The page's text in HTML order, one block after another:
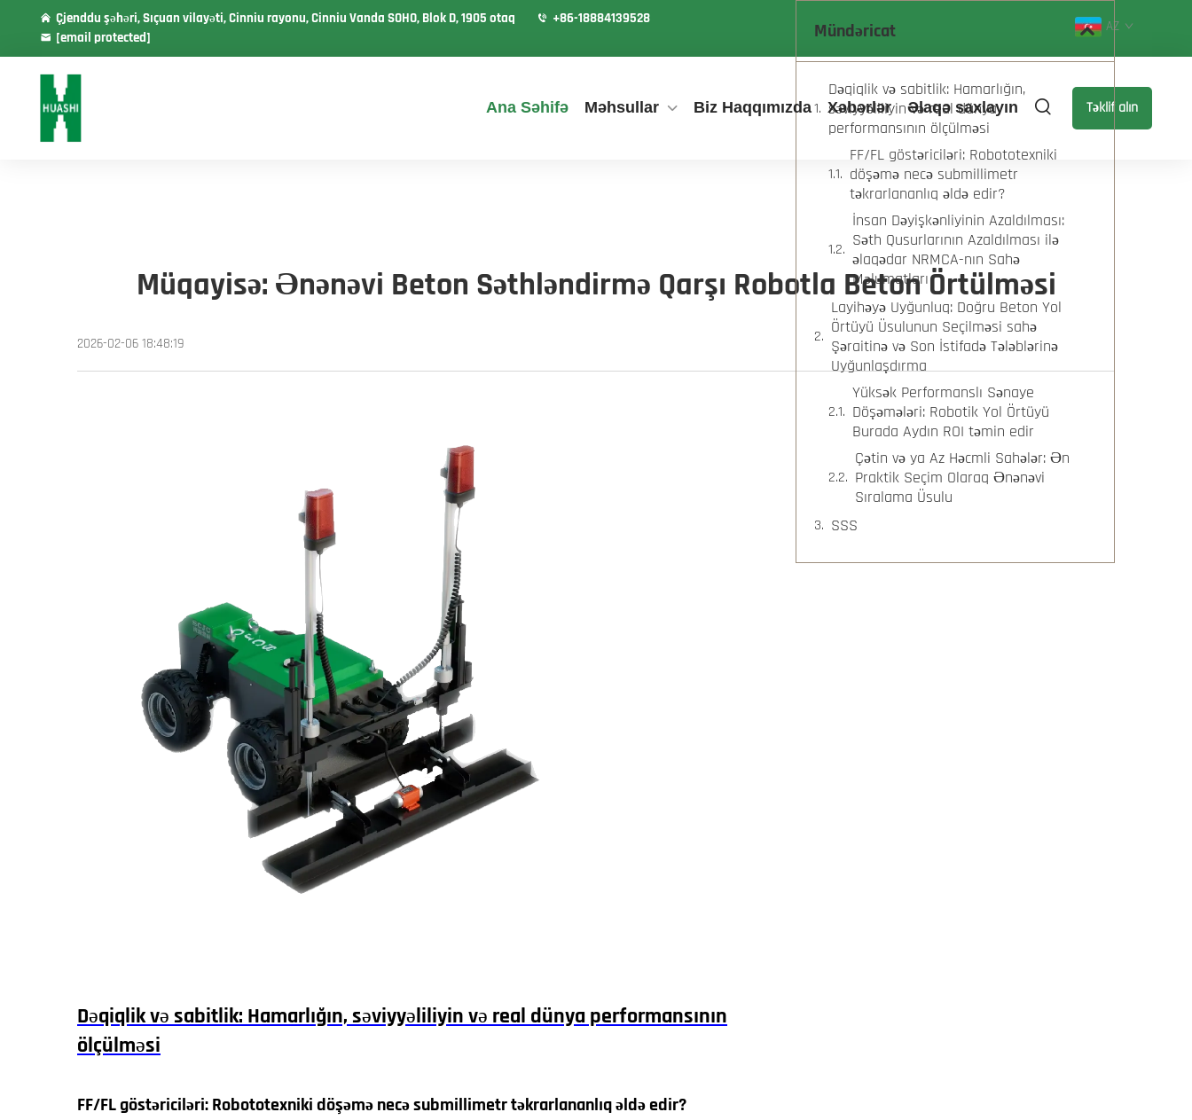
Çjenddu şəhəri, Sıçuan vilayəti, Cinniu rayonu, Cinniu Vanda SOHO, Blok D, 1905 otaq
+86-18884139528
[email protected]
AZ
Ana Səhifə Məhsullar Biz Haqqımızda Xəbərlər Əlaqə saxlayın Təklif alın
Müqayisə: Ənənəvi Beton Səthləndirmə Qarşı Robotla Beton Örtülməsi
2026-02-06 18:48:19
Dəqiqlik və sabitlik: Hamarlığın, səviyyəliliyin və real dünya performansının
ölçülməsi
FF/FL göstəriciləri: Robototexniki döşəmə necə submillimetr təkrarlananlıq əldə edir?
Mündəricat
Dəqiqlik və sabitlik: Hamarlığın,
səviyyəliliyin və real dünya
performansının ölçülməsi
FF/FL göstəriciləri: Robototexniki
döşəmə necə submillimetr
təkrarlananlıq əldə edir?
İnsan Dəyişkənliyinin Azaldılması:
Səth Qusurlarının Azaldılması ilə
əlaqədar NRMCA-nın Sahə
Məlumatları
Layihəyə Uyğunluq: Doğru Beton Yol
Örtüyü Üsulunun Seçilməsi sahə
Şəraitinə və Son İstifadə Tələblərinə
Uyğunlaşdırma
Yüksək Performanslı Sənaye
Döşəmələri: Robotik Yol Örtüyü
Burada Aydın ROI təmin edir
Çətin və ya Az Həcmli Sahələr: Ən
Praktik Seçim Olaraq Ənənəvi
Sıralama Üsulu
SSS